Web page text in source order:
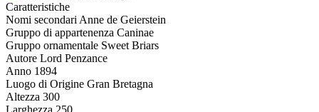
Caratteristiche
Nomi secondariAnne de Geierstein
Gruppo di appartenenza Caninae
Gruppo ornamentale Sweet Briars
Autore Lord Penzance
Anno 1894
Luogo di Origine Gran Bretagna
Altezza 300